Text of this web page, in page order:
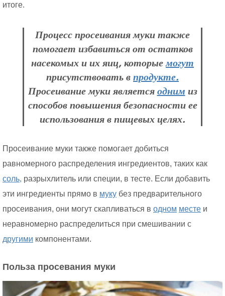
итоге.
Процесс просеивания муки также
помогает избавиться от остатков
насекомых и их яиц, которыемогут
присутствовать впродукте.
Просеивание муки являетсяодним из
способов повышения безопасности ее
использования в пищевых целях.
Просеивание муки также помогает добиться
равномерного распределения ингредиентов, таких как
соль, разрыхлитель или специи, в тесте. Если добавить
эти ингредиенты прямо в муку без предварительного
просеивания, они могут скапливаться в одном месте и
неравномерно распределиться при смешивании с
другими компонентами.
Польза просевания муки